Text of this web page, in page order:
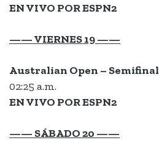
EN VIVO POR ESPN2
—— VIERNES 19 ——
Australian Open – Semifinal
02:25 a.m.
EN VIVO POR ESPN2
—— SÁBADO 20 ——